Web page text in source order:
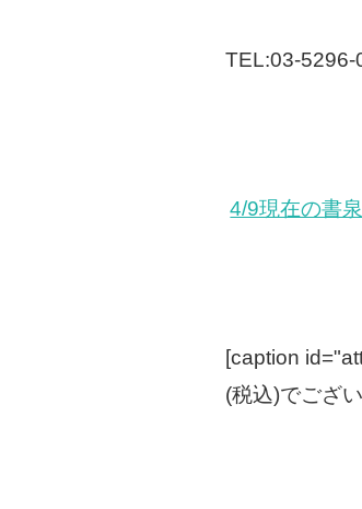
TEL:03-5296-
4/9現在の書
[caption
(税込)でござ